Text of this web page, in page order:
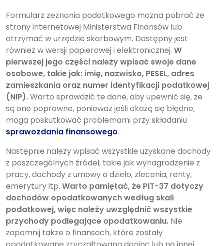
Formularz zeznania podatkowego można pobrać ze
strony internetowej Ministerstwa Finansów lub
otrzymać w urzędzie skarbowym. Dostępny jest
również w wersji papierowej i elektronicznej. W
pierwszej jego części należy wpisać swoje dane
osobowe, takie jak: imię, nazwisko, PESEL, adres
zamieszkania oraz numer identyfikacji podatkowej
(NIP).Warto sprawdzić te dane, aby upewnić się, że
są one poprawne, ponieważ jeśli okażą się błędne,
mogą poskutkować problemami przy składaniu
sprawozdania finansowego.
Następnie należy wpisać wszystkie uzyskane dochody
z poszczególnych źródeł, takie jak wynagrodzenie z
pracy, dochody z umowy o dzieło, zlecenia, renty,
emerytury itp. Warto pamiętać, że PIT-37 dotyczy
dochodów opodatkowanych według skali
podatkowej, więc należy uwzględnić wszystkie
przychody podlegające opodatkowaniu. Nie
zapomnij także o finansach, które zostały